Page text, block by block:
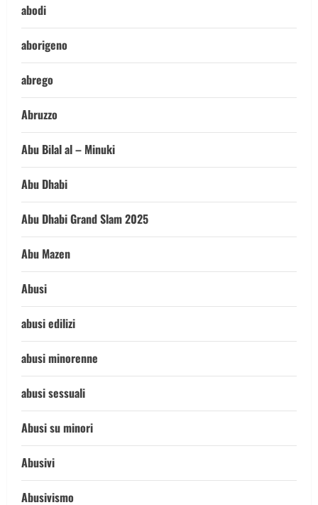
abodi
aborigeno
abrego
Abruzzo
Abu Bilal al – Minuki
Abu Dhabi
Abu Dhabi Grand Slam 2025
Abu Mazen
Abusi
abusi edilizi
abusi minorenne
abusi sessuali
Abusi su minori
Abusivi
Abusivismo